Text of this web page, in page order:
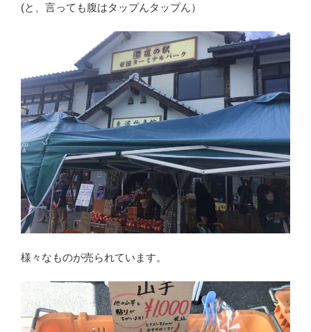
(と、言っても腹はタップんタップん）
様々なものが売られています。